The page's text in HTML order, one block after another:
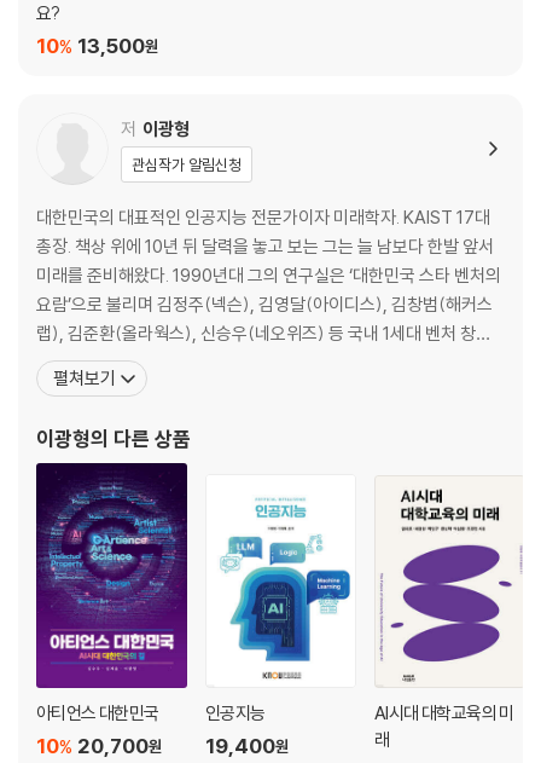
요?
13,500원
10%
저 이광형
관심작가 알림신청
대한민국의 대표적인 인공지능 전문가이자 미래학자. KAIST 17대
총장. 책상 위에 10년 뒤 달력을 놓고 보는 그는 늘 남보다 한발 앞서
미래를 준비해왔다. 1990년대 그의 연구실은 ‘대한민국 스타 벤처의
요람’으로 불리며 김정주(넥슨), 김영달(아이디스), 김창범(해커스
랩), 김준환(올라웍스), 신승우(네오위즈) 등 국내 1세대 벤처 창업
가들을 배출했다. 2002년 KAIST 최초의 융합학과인 바이오및뇌공
학과를 신설했고, 2009년에는 과학저널리즘대학원 프로그램과 지
구·교육기관인 문술미래전략대학원을 설립했으
펼쳐보기
이광형의 다른 상품
아티언스 대한민국
20,700원
10%
인공지능
19,400원
AI시대 대학교육의 미
래